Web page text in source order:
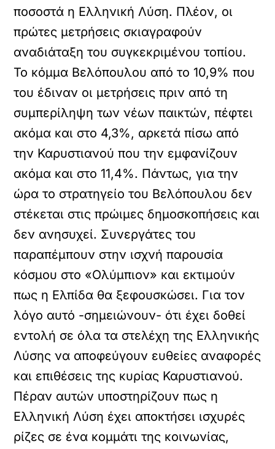
ποσοστά η Ελληνική Λύση. Πλέον, οι
πρώτες μετρήσεις σκιαγραφούν
αναδιάταξη του συγκεκριμένου τοπίου.
Το κόμμα Βελόπουλου από το 10,9% που
του έδιναν οι μετρήσεις πριν από τη
συμπερίληψη των νέων παικτών, πέφτει
ακόμα και στο 4,3%, αρκετά πίσω από
την Καρυστιανού που την εμφανίζουν
ακόμα και στο 11,4%. Πάντως, για την
ώρα το στρατηγείο του Βελόπουλου δεν
στέκεται στις πρώιμες δημοσκοπήσεις και
δεν ανησυχεί. Συνεργάτες του
παραπέμπουν στην ισχνή παρουσία
κόσμου στο «Ολύμπιον» και εκτιμούν
πως η Ελπίδα θα ξεφουσκώσει. Για τον
λόγο αυτό -σημειώνουν- ότι έχει δοθεί
εντολή σε όλα τα στελέχη της Ελληνικής
Λύσης να αποφεύγουν ευθείες αναφορές
και επιθέσεις της κυρίας Καρυστιανού.
Πέραν αυτών υποστηρίζουν πως η
Ελληνική Λύση έχει αποκτήσει ισχυρές
ρίζες σε ένα κομμάτι της κοινωνίας,